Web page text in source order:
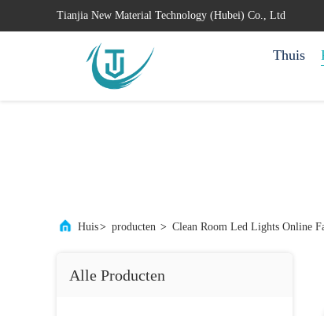
Tianjia New Material Technology (Hubei) Co., Ltd
Thuis
Huis> producten > Clean Room Led Lights Online
Alle Producten